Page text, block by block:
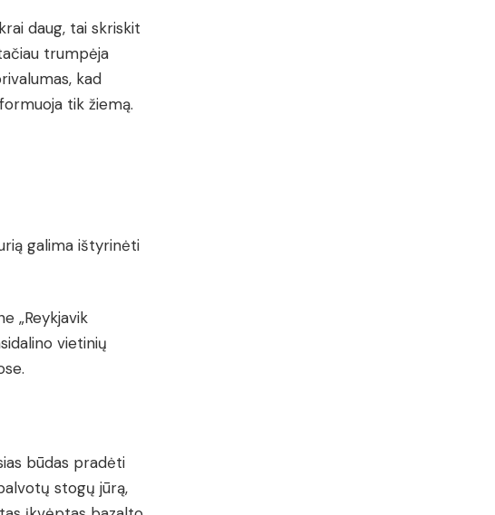
daug, tai skriskit
trumpėja
kad
tik žiemą.
galima ištyrinėti
„Reykjavik
vietinių
būdas pradėti
stogų jūrą,